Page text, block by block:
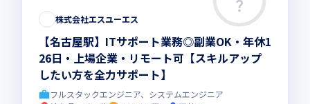
株式会社エスユーエス
【名古屋駅】ITサポート業務◎副業OK・年休1
26日・上場企業・リモート可【スキルアップ
したい方を全力サポート】
フルスタックエンジニア、システムエンジニア